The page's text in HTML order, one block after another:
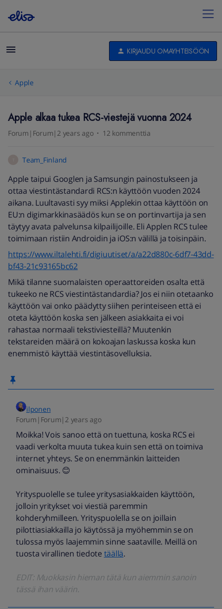
KIRJAUDU OMAYHTEISÖÖN
Apple
Apple alkaa tukea RCS-viestejä vuonna 2024
Forum|Forum|2 years ago 12 kommenttia
Team_Finland
Apple taipui Googlen ja Samsungin painostukseen ja
ottaa viestintästandardi RCS:n käyttöön vuoden 2024
aikana. Luultavasti syy miksi Applekin ottaa käyttöön on
EU:n digimarkkinasäädös kun se on portinvartija ja sen
täytyy avata palvelunsa kilpailijoille. Eli Applen RCS tulee
toimimaan ristiin Androidin ja iOS:n välillä ja toisinpäin.
https://www.iltalehti.fi/digiuutiset/a/a22d880c-6df7-43dd-
bf43-21c93165bc62
Mikä tilanne suomalaisten operaattoreiden osalta että
tukeeko ne RCS viestintästandardia? Jos ei niin otetaanko
käyttöön vai onko päädytty siihen perinteiseen että ei
oteta käyttöön koska sen jälkeen asiakkaita ei voi
rahastaa normaali tekstiviesteillä? Muutenkin
tekstareiden määrä on kokoajan laskussa koska kun
enemmistö käyttää viestintäsovelluksia.
ilponen
Forum|Forum|2 years ago
Moikka! Vois sanoo että on tuettuna, koska RCS ei
vaadi verkolta muuta tukea kuin sen että on toimiva
internet yhteys. Se on enemmänkin laitteiden
ominaisuus. 😊
Yrityspuolelle se tulee yritysasiakkaiden käyttöön,
jolloin yritykset voi viestiä paremmin
kohderyhmilleen. Yrityspuolella se on joillain
pilottiasiakkailla jo käytössä ja myöhemmin se on
tulossa myös laajemmin sinne saataville. Meillä on
tuosta virallinen tiedote täällä.
EDIT: Muokkasin hieman tätä kun aiemmin sanoin
tässä ihan väärin.